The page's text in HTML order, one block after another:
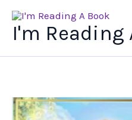
I'm Reading